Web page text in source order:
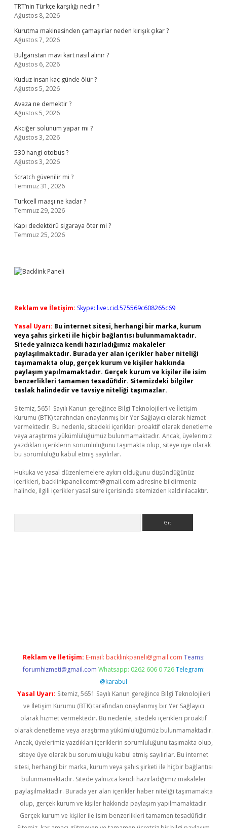
TRT’nin Türkçe karşılığı nedir ?
Ağustos 8, 2026
Kurutma makinesinden çamaşırlar neden kırışık çıkar ?
Ağustos 7, 2026
Bulgaristan mavi kart nasıl alınır ?
Ağustos 6, 2026
Kuduz insan kaç günde ölür ?
Ağustos 5, 2026
Avaza ne demektir ?
Ağustos 5, 2026
Akciğer solunum yapar mı ?
Ağustos 3, 2026
530 hangi otobüs ?
Ağustos 3, 2026
Scratch güvenilir mi ?
Temmuz 31, 2026
Turkcell maaşı ne kadar ?
Temmuz 29, 2026
Kapı dedektörü sigaraya öter mi ?
Temmuz 25, 2026
Reklam ve İletişim: Skype: live:.cid.575569c608265c69
Yasal Uyarı: Bu internet sitesi, herhangi bir marka, kurum
veya şahıs şirketi ile hiçbir bağlantısı bulunmamaktadır.
Sitede yalnızca kendi hazırladığımız makaleler
paylaşılmaktadır. Burada yer alan içerikler haber niteliği
taşımamakta olup, gerçek kurum ve kişiler hakkında
paylaşım yapılmamaktadır. Gerçek kurum ve kişiler ile isim
benzerlikleri tamamen tesadüfidir. Sitemizdeki bilgiler
taslak halindedir ve tavsiye niteliği taşımazlar.
Sitemiz, 5651 Sayılı Kanun gereğince Bilgi Teknolojileri ve İletişim
Kurumu (BTK) tarafından onaylanmış bir Yer Sağlayıcı olarak hizmet
vermektedir. Bu nedenle, sitedeki içerikleri proaktif olarak denetleme
veya araştırma yükümlülüğümüz bulunmamaktadır. Ancak, üyelerimiz
yazdıkları içeriklerin sorumluluğunu taşımakta olup, siteye üye olarak
bu sorumluluğu kabul etmiş sayılırlar.
Hukuka ve yasal düzenlemelere aykırı olduğunu düşündüğünüz
içerikleri, backlinkpanelicomtr@gmail.com adresine bildirmeniz
halinde, ilgili içerikler yasal süre içerisinde sitemizden kaldırılacaktır.
Reklam ve İletişim: E-mail: backlinkpaneli@gmail.com Teams:
forumhizmeti@gmail.com Whatsapp: 0262 606 0 726 Telegram:
@karabul
Yasal Uyarı: Sitemiz, 5651 Sayılı Kanun gereğince Bilgi Teknolojileri
ve İletişim Kurumu (BTK) tarafından onaylanmış bir Yer Sağlayıcı
olarak hizmet vermektedir. Bu nedenle, sitedeki içerikleri proaktif
olarak denetleme veya araştırma yükümlülüğümüz bulunmamaktadır.
Ancak, üyelerimiz yazdıkları içeriklerin sorumluluğunu taşımakta olup,
siteye üye olarak bu sorumluluğu kabul etmiş sayılırlar. Bu internet
sitesi, herhangi bir marka, kurum veya şahıs şirketi ile hiçbir bağlantısı
bulunmamaktadır. Sitede yalnızca kendi hazırladığımız makaleler
paylaşılmaktadır. Burada yer alan içerikler haber niteliği taşımamakta
olup, gerçek kurum ve kişiler hakkında paylaşım yapılmamaktadır.
Gerçek kurum ve kişiler ile isim benzerlikleri tamamen tesadüfidir.